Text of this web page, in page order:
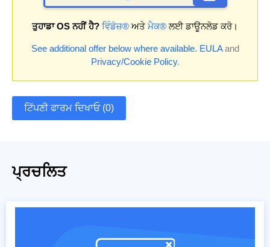
ਤੁਹਾਡਾ OS ਨਹੀਂ ਹੈ? ਵਿੰਡੋਜ਼® ਅਤੇ ਮੈਕ® ਲਈ ਡਾਊਨਲੋਡ ਕਰੋ।
See additional offer below where available. EULAand
Privacy/Cookie Policy.
ਟਿੱਪਣੀ ਫਾਰਮ ਦਿਖਾਓ (0)
ਪ੍ਰਚਲਿਤ